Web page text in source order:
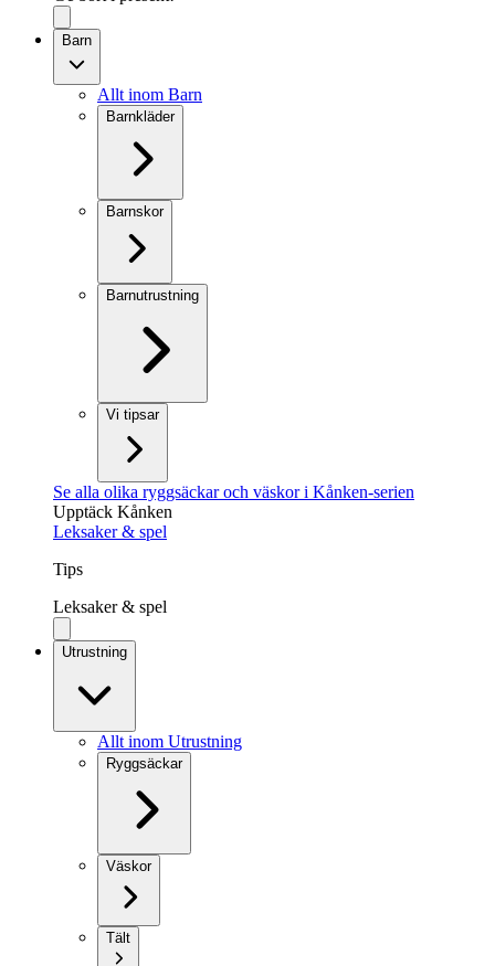
Barn
Allt inom Barn
Barnkläder
Barnskor
Barnutrustning
Vi tipsar
Se alla olika ryggsäckar och väskor i Kånken-serien
Upptäck Kånken
Leksaker & spel
Tips
Leksaker & spel
Utrustning
Allt inom Utrustning
Ryggsäckar
Väskor
Tält